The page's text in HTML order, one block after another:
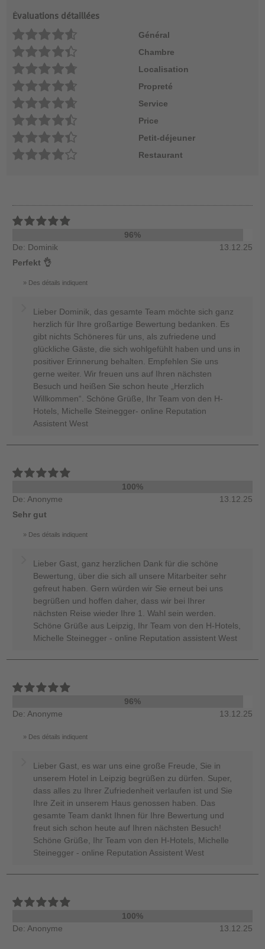
Évaluations détaillées
Général
Chambre
Localisation
Propreté
Service
Price
Petit-déjeuner
Restaurant
96%
De: Dominik
13.12.25
Perfekt 👌
Des détails indiquent
Lieber Dominik, das gesamte Team möchte sich ganz
herzlich für Ihre großartige Bewertung bedanken. Es
gibt nichts Schöneres für uns, als zufriedene und
glückliche Gäste, die sich wohlgefühlt haben und uns in
positiver Erinnerung behalten. Empfehlen Sie uns
gerne weiter. Wir freuen uns auf Ihren nächsten
Besuch und heißen Sie schon heute „Herzlich
Willkommen“. Schöne Grüße, Ihr Team von den H-
Hotels, Michelle Steinegger- online Reputation
Assistent West
100%
De: Anonyme
13.12.25
Sehr gut
Des détails indiquent
Lieber Gast, ganz herzlichen Dank für die schöne
Bewertung, über die sich all unsere Mitarbeiter sehr
gefreut haben. Gern würden wir Sie erneut bei uns
begrüßen und hoffen daher, dass wir bei Ihrer
nächsten Reise wieder Ihre 1. Wahl sein werden.
Schöne Grüße aus Leipzig, Ihr Team von den H-Hotels,
Michelle Steinegger - online Reputation assistent West
96%
De: Anonyme
13.12.25
Des détails indiquent
Lieber Gast, es war uns eine große Freude, Sie in
unserem Hotel in Leipzig begrüßen zu dürfen. Super,
dass alles zu Ihrer Zufriedenheit verlaufen ist und Sie
Ihre Zeit in unserem Haus genossen haben. Das
gesamte Team dankt Ihnen für Ihre Bewertung und
freut sich schon heute auf Ihren nächsten Besuch!
Schöne Grüße, Ihr Team von den H-Hotels, Michelle
Steinegger - online Reputation Assistent West
100%
De: Anonyme
13.12.25